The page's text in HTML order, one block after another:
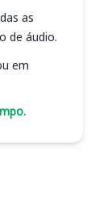
as
de áudio.
em